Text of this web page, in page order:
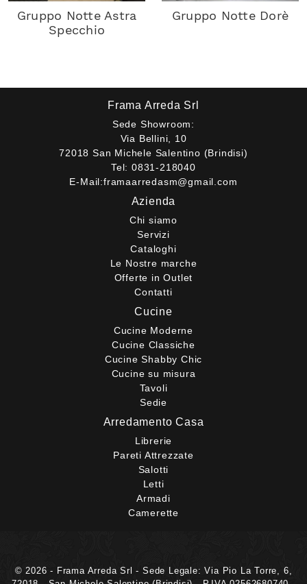
Gruppo Notte Astra
Specchio
Gruppo Notte Dorè
Frama Arreda Srl
Sede Showroom:
Via Bellini, 10
72018 San Michele Salentino (Brindisi)
Tel: 0831-218040
E-Mail:framaarredasm@gmail.com
Azienda
Chi siamo
Servizi
Cataloghi
Le Nostre marche
Offerte in Outlet
Contatti
Cucine
Cucine Moderne
Cucine Classiche
Cucine Shabby Chic
Cucine su misura
Tavoli
Sedie
Arredamento Casa
Librerie
Pareti Attrezzate
Salotti
Letti
Armadi
Camerette
© 2026 - Frama Arreda Srl - Sede Legale: Via Pio La Torre, 6,